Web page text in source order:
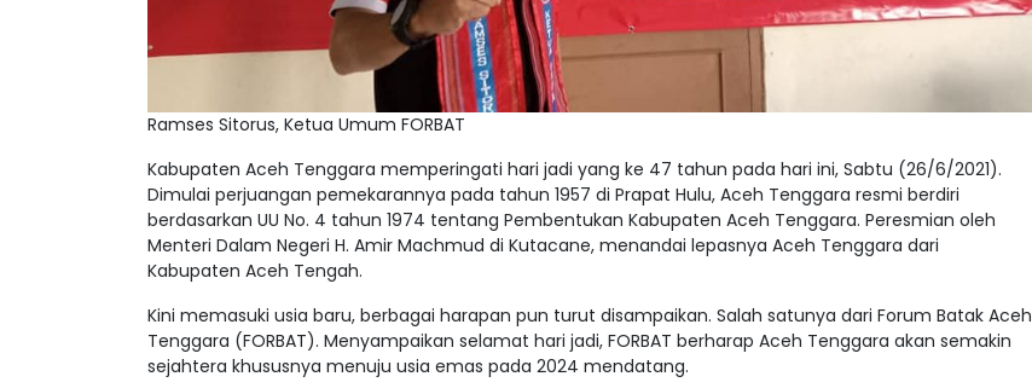
Ramses Sitorus, Ketua Umum FORBAT
Kabupaten Aceh Tenggara memperingati hari jadi yang ke 47 tahun pada hari ini, Sabtu (26/6/2021).
Dimulai perjuangan pemekarannya pada tahun 1957 di Prapat Hulu, Aceh Tenggara resmi berdiri
berdasarkan UU No. 4 tahun 1974 tentang Pembentukan Kabupaten Aceh Tenggara. Peresmian oleh
Menteri Dalam Negeri H. Amir Machmud di Kutacane, menandai lepasnya Aceh Tenggara dari
Kabupaten Aceh Tengah.
Kini memasuki usia baru, berbagai harapan pun turut disampaikan. Salah satunya dari Forum Batak Aceh
Tenggara (FORBAT). Menyampaikan selamat hari jadi, FORBAT berharap Aceh Tenggara akan semakin
sejahtera khususnya menuju usia emas pada 2024 mendatang.